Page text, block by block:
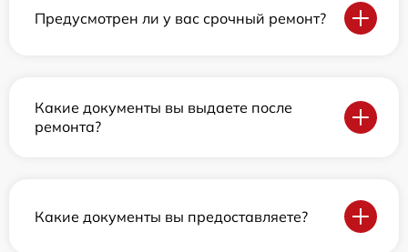
Предусмотрен ли у вас срочный ремонт?
Какие документы вы выдаете после
ремонта?
Какие документы вы предоставляете?